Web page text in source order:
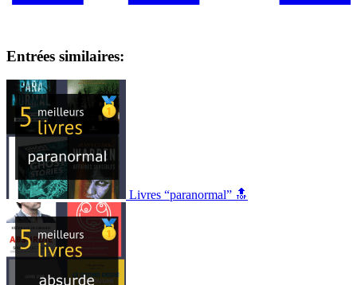
Entrées similaires:
Livres “paranormal” 🔝